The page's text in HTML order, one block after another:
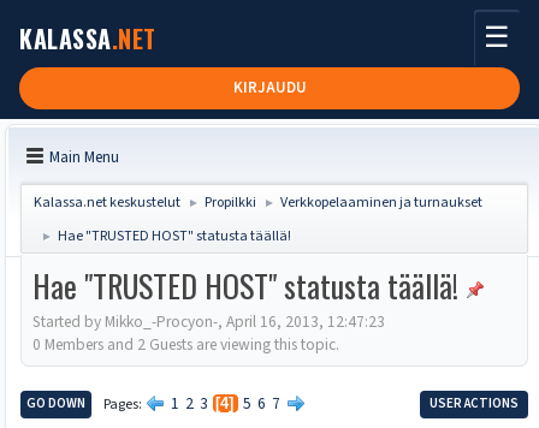
KALASSA.NET
KIRJAUDU
☰
Main Menu
Kalassa.net keskustelut ► Propilkki ► Verkkopelaaminen ja turnaukset
► Hae "TRUSTED HOST" statusta täällä!
Hae "TRUSTED HOST" statusta täällä!
Started by Mikko_-Procyon-, April 16, 2013, 12:47:23
0 Members and 2 Guests are viewing this topic.
GO DOWN Pages 1 2 3 4 5 6 7 USER ACTIONS